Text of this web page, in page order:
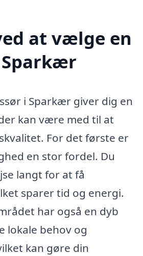
at vælge en
i Sparkær giver dig en
kan være med til at
For det første er
en stor fordel. Du
langt for at få
sparer tid og energi.
har også en dyb
lokale behov og
kan gøre din